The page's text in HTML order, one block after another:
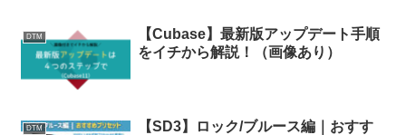
DTM
【Cubase】最新版アップデート手順
をイチから解説！（画像あり）
DTM
【SD3】ロック/ブルース編｜おすす